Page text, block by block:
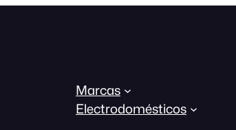
Marcas
Electrodomésticos